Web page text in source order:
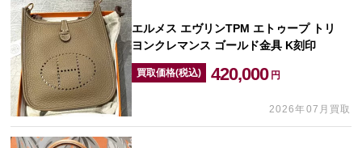
エルメス エヴリンTPM エトゥープ トリ
ヨンクレマンス ゴールド金具 K刻印
買取価格(税込) 420,000 円
2026年07月買取